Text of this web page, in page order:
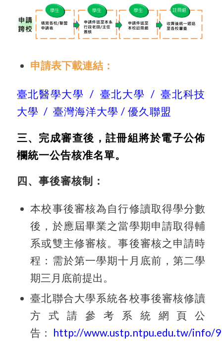
申請表下載連結：
臺北醫學大學 / 臺北大學 /臺北科技
大學 / 臺灣海洋大學 / 優久聯盟
三、完成審查後，註冊組將於電子公佈
欄統一公告核准名單。
四、事後審核制：
本校事後審核為自行修讀取得學分數
後，於應屆畢業之當學期申請取得輔
系或雙主修審核。事後審核之申請時
程：需於第一學期十月底前，第二學
期三月底前提出。
臺北聯合大學系統各校事後審核修讀
方式請參考系統網頁公
告： http://www.ustp.ntpu.edu.tw/info/9